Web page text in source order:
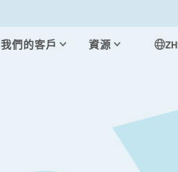
我們的客戶 資源 ZH